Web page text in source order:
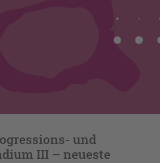
und
III – neueste